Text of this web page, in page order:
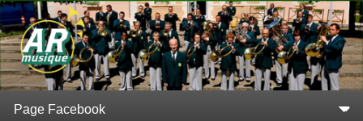
L'Alerte de Replonges
BATTERIE-FANFARE SITUÉE À REPLONGES (AIN)